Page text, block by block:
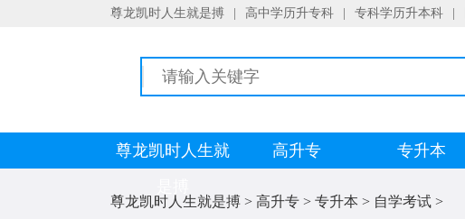
尊龙凯时人生就是搏 高中学历升专科 专科学历升本科
尊龙凯时人生就
高升专 专升本
尊龙凯时人生就是搏 > 高升专 > 专升本 > 自学考试 >